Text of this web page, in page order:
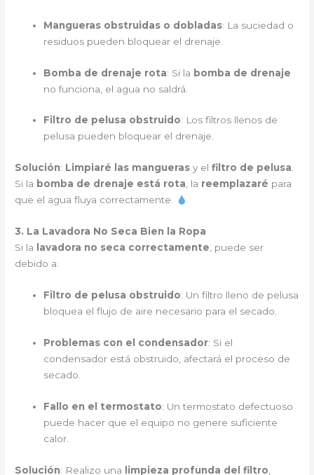
Mangueras obstruidas o dobladas: La suciedad o
residuos pueden bloquear el drenaje.
Bomba de drenaje rota: Si la bomba de drenaje
no funciona, el agua no saldrá.
Filtro de pelusa obstruido: Los filtros llenos de
pelusa pueden bloquear el drenaje.
Solución: Limpiaré las mangueras y elfiltro de pelusa.
Si la bomba de drenaje está rota, la reemplazaré para
que el agua fluya correctamente.
3. La Lavadora No Seca Bien la Ropa
Si la
lavadora no seca correctamente , puede ser
debido a:
Filtro de pelusa obstruido: Un filtro lleno de pelusa
bloquea el flujo de aire necesario para el secado.
Problemas con el condensador: Si el
condensador está obstruido, afectará el proceso de
secado.
Fallo en el termostato: Un termostato defectuoso
puede hacer que el equipo no genere suficiente
calor.
Solución: Realizo una limpieza profunda del filtro